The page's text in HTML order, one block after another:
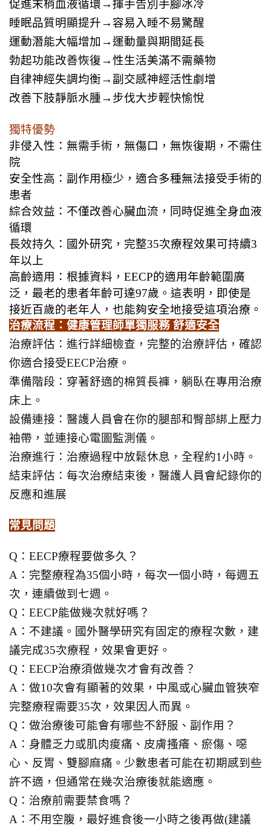
促進末梢血液循環→揮手告別手腳冰冷
睡眠品質明顯提升→容易入睡不易驚醒
運動潛能大幅增加→運動量與期間延長
勃起功能改善恢復→性生活美滿不需藥物
自律神經失調均衡→副交感神經活性劇增
改善下肢靜脈水腫→步伐大步輕快愉悅
獨特優勢
非侵入性：無需手術，無傷口，無恢復期，不需住
院
安全性高：副作用極少，適合多種無法接受手術的
患者
綜合效益：不僅改善心臟血流，同時促進全身血液
循環
長效持久：國外研究，完整35次療程效果可持續3
年以上
高齡適用：根據資料，EECP的適用年齡範圍廣
泛，最老的患者年齡可達97歲。這表明，即使是
接近百歲的老年人，也能夠安全地接受這項治療。
治療流程：健康管理師單獨服務 舒適安全
治療評估：進行詳細檢查，完整的治療評估，確認
你適合接受EECP治療。
準備階段：穿著舒適的棉質長褲，躺臥在專用治療
床上。
設備連接：醫護人員會在你的腿部和臀部綁上壓力
袖帶，並連接心電圖監測儀。
治療進行：治療過程中放鬆休息，全程約1小時。
結束評估：每次治療結束後，醫護人員會紀錄你的
反應和進展
常見問題
Q：EECP療程要做多久？
A：完整療程為35個小時，每次一個小時，每週五
次，連續做到七週。
Q：EECP能做幾次就好嗎？
A：不建議。國外醫學研究有固定的療程次數，建
議完成35次療程，效果會更好。
Q：EECP治療須做幾次才會有改善？
A：做10次會有顯著的效果，中風或心臟血管狹窄
完整療程需要35次，效果因人而異。
Q：做治療後可能會有哪些不舒服、副作用？
A：身體乏力或肌肉痠痛、皮膚搔癢、瘀傷、噁
心、反胃、雙腳麻痛。少數患者可能在初期感到些
許不適，但通常在幾次治療後就能適應。
Q：治療前需要禁食嗎？
A：不用空腹，最好進食後一小時之後再做(建議